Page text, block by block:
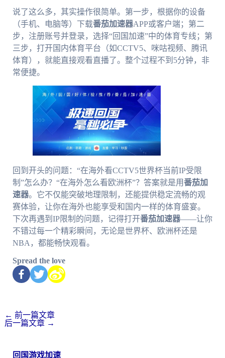
说了这么多，其实操作很简单。第一步，根据你的设备
（手机、电脑等）下载番茄加速器APP或客户端；第二
步，注册账号并登录，选择“回国加速”中的体育专线；第
三步，打开国内体育平台（如CCTV5、咪咕视频、腾讯
体育），就能直接观看直播了。整个过程不到5分钟，非
常便捷。
回到开头的问题：“在海外看CCTV5世界杯当前IP受限
制”怎么办？“在海外怎么看欧洲杯”？答案就是用番茄加
速器。它不仅能突破地理限制，还能提供稳定流畅的观
赛体验，让你在海外也能享受和国内一样的体育盛宴。
下次再遇到IP限制的问题，记得打开番茄加速器——让你
不错过每一个精彩瞬间，无论是世界杯、欧洲杯还是
NBA，都能畅快观看。
Spread the love
← 前一篇文章
后一篇文章 →
回国游戏加速